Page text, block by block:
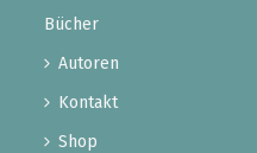
Bücher
Autoren
Kontakt
Shop